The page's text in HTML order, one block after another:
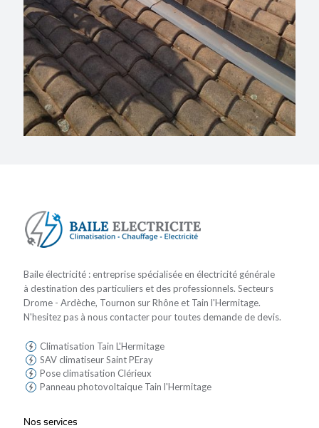
Baile électricité : entreprise spécialisée en électricité générale
à destination des particuliers et des professionnels. Secteurs
Drome - Ardèche, Tournon sur Rhône et Tain l'Hermitage.
N'hesitez pas à nous contacter pour toutes demande de devis.
Climatisation Tain L'Hermitage
SAV climatiseur Saint PEray
Pose climatisation Clérieux
Panneau photovoltaique Tain l'Hermitage
Nos services